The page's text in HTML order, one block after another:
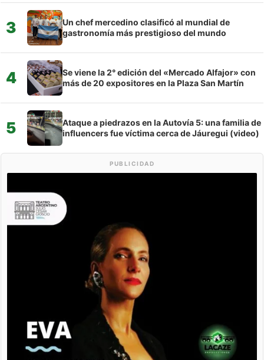
3
Un chef mercedino clasificó al mundial de
gastronomía más prestigioso del mundo
4
Se viene la 2° edición del «Mercado Alfajor» con
más de 20 expositores en la Plaza San Martín
5
Ataque a piedrazos en la Autovía 5: una familia de
influencers fue víctima cerca de Jáuregui (video)
PUBLICIDAD